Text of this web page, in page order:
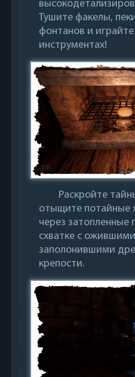
Тушите факелы,
фонтанов и
инструментах!
Раскройте
отыщите потайные
через
схватке с
заполонившими
крепости.